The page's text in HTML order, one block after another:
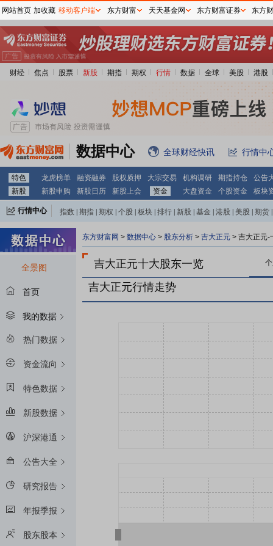
财经 焦点 股票 新股 期指 期权 行情 数据 全球 美股 港股
数据中心 全球财经快讯 行情中
特色 龙虎榜单 融资融券 股权质押 大宗交易 机构调研 期指持仓
公告
新股
新股申购 新股日历 新股上会 资金 大盘资金 个股资金 板块
行情中心 指数 期指 期权 个股 板块 排行 新股 基金 港股 美股 期货
全景图
首页
我的数据
热门数据
资金流向
特色数据
新股数据
沪深港通
公告大全
研究报告
年报季报
股东股本
东方财富网 > 数据中心 > 股东分析 > 吉大正元 > 吉大正元-
吉大正元十大股东一览
吉大正元行情走势
网站首页 加收藏 移动客户端 东方财富 天天基金网 东方财富证券 东方